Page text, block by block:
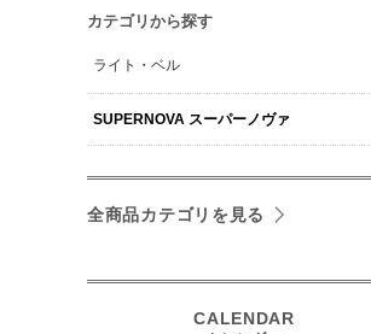
カテゴリから探す
ライト・ベル
SUPERNOVA スーパーノヴァ
全商品カテゴリを見る